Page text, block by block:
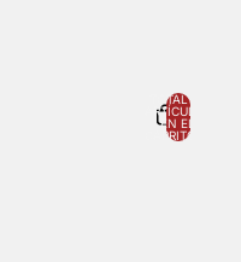
TOTAL DE
ARTÍCULOS
EN EL
CARRITO: 0